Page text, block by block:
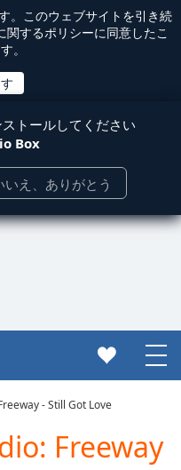
。このウェブサイトを引き続
するポリシーに同意したこ
。
トールしてください
Box
いえ、ありがとう
- Still Got Love
Freeway